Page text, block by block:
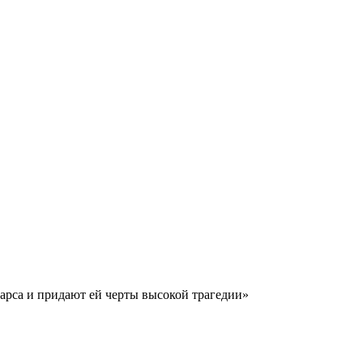
и придают ей черты высокой трагедии»